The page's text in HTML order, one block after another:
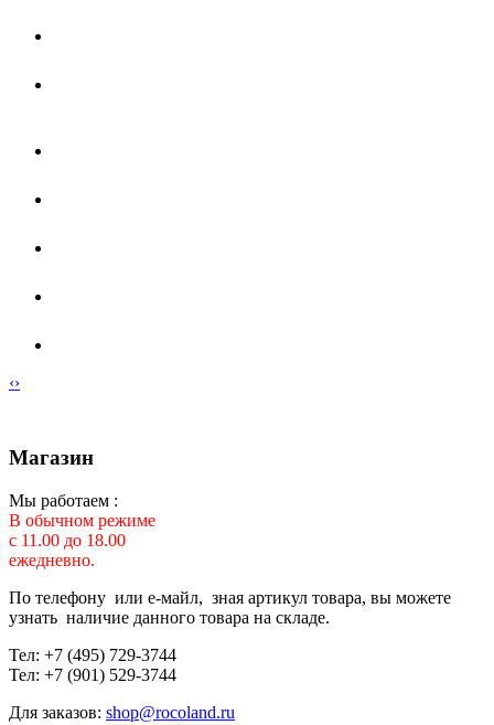
‹›
Магазин
Мы работаем :
В обычном режиме
с 11.00 до 18.00
ежедневно.
По телефону или е-майл, зная артикул товара, вы можете
узнать наличие данного товара на складе.
Тел: +7 (495) 729-3744
Тел: +7 (901) 529-3744
Для заказов: shop@rocoland.ru